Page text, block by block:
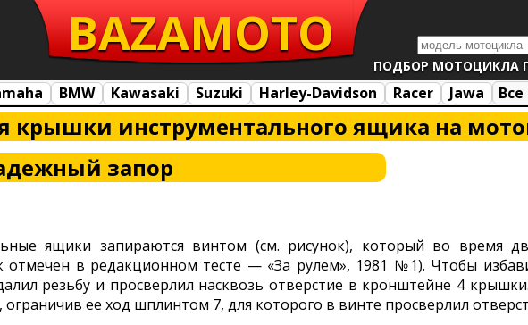
ПОДБОР МОТОЦИКЛА
BAZAMOTO
BMW Kawasaki Suzuki Harley-Davidson Racer Jawa
крышки инструментального ящика на
запор
ящики запираются винтом (см. рисунок), который во время
отмечен в редакционном тесте — «За рулем», 1981 №1). Чтобы
резьбу и просверлил насквозь отверстие в кронштейне 4
ее ход шплинтом 7, для которого в винте просверлил